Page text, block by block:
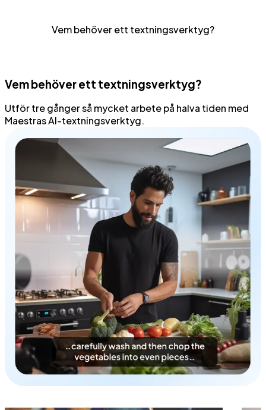
målgrupper kan ta del av innehållet.
Vem behöver ett textningsverktyg?
Vem behöver ett textningsverktyg?
Utför tre gånger så mycket arbete på halva tiden med
MaestrasAI-textningsverktyg.